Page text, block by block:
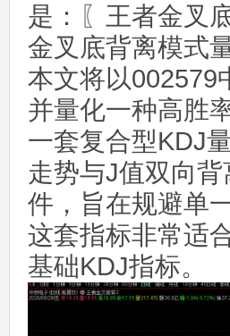
是：〖王者金叉
金叉底背离模式
本文将以002579
并量化一种高胜
一套复合型KDJ
走势与J值双向
件，旨在规避单
这套指标非常适
基础KDJ指标。